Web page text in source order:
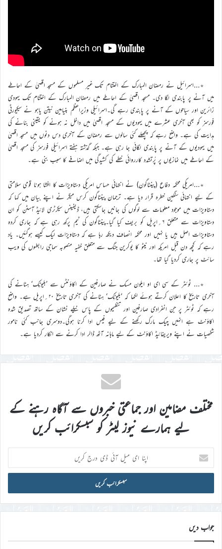
٭…اسرائیل نے رمضان المبارک کے اختتام تک غیر مسلموں کے مسجد اقصیٰ کے احاطے
میں آنے پر پابندی لگا دی۔ مسجد اقصیٰ کے احاطے میں رمضان المبارک کے اختتام تک یہودی
زائرین اور سیاحوں کے آنے پر پابندی رہے گی۔اسرائیلی وزیراعظم بنیامین نیتن یاہو نے سیکیورٹی
فورسز کو بھی آخری عشرے میں یہودیوں کے مسجد اقصیٰ میں داخل نہ ہونے کو یقینی بنانے کی
ہدایت کی ہے۔ واضح رہے کہ پچھلے کئی سالوں سے رمضان کے آخری دس دنوں میں مسجد اقصیٰ
میں یہودیوں کے آنے پر پابندی لگائی جا رہی ہے۔ جبکہ گذشتہ ہفتے اسرائیلی فورسز کی مسجد اقصیٰ
کے احاطے میں نمازیوں پر پُرتشدد کارروائی خطے کی کشیدگی میں اضافے کا سبب بنی ہے۔
٭…امریکی محکمہ دفاع (پینٹاگون) نے انتہائی حساس امریکی دستاویزات کا افشا ہونا قومی سلامتی
کے لیے انتہائی سنگین خطرہ قرار دیا ہے۔ ترجمان پینٹاگون کرس میگر نے اپنے بیان میں کہا کہ
دستاویزات میں موجود معلومات سے لوگوں کی جانیں جاسکتی ہیں، ڈیفینس سیکرٹری لائیڈ آسٹن کو ان
دستاویزات سے متعلق ۶؍اپریل کو بریف کیا گیا۔پینٹاگون کی ٹیم پرکھ رہی ہے کہ جاری کردہ
دستاویزات اصل ہیں یا نہیں اور محکمہ انصاف دیکھ رہا ہے کہ دستاویزات لیک کیسے ہوگئیں۔ یاد
رہے کہ کچھ دن قبل امریکہ اور نیٹو کا یوکرین جنگ سے متعلق خفیہ منصوبہ سماجی رابطوں کی ویب
سائٹ پر جاری کردیا گیا تھا۔
٭… ٹوئٹر کے سی ای او ایلون مسک نے صارفین کے اکاؤنٹس سے ’بلیوٹِک‘ ہٹانے کی
آخری تاریخ کا اعلان کرتے ہوئے لکھا کہ ’بلیوٹِک‘ ہٹانے کی آخری تاریخ ۲۰؍اپریل ہے۔ واضح
رہے کہ ٹوئٹر پر جن انفرادی صارفین اور تنظیموں کے پاس نیلے نشان کے ساتھ تصدیق شدہ
اکاؤنٹ ہے انہیں چیک مارک رکھنے کے لیے فیس ادا کرنا ہوگی۔دوسری جانب کئی نامور
شخصیات نے اپنے ویریفائیڈ اکاؤنٹ کے لیے ماہانہ آٹھ ڈالر ادا کرنے سے انکار کردیا ہے۔
مختلف مضامین اور جماعتی خبروں سے آگاہ رہنے کے
لیے ہمارے نیوز لیٹر کو سبسکرائب کریں
اپنا
ای
میل
ڈی
درج
کریں
جواب دیں